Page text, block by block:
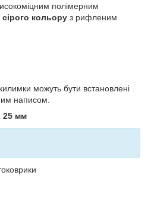
полімерним
кольору з рифленим
можуть бути встановлені
написом.
25 мм